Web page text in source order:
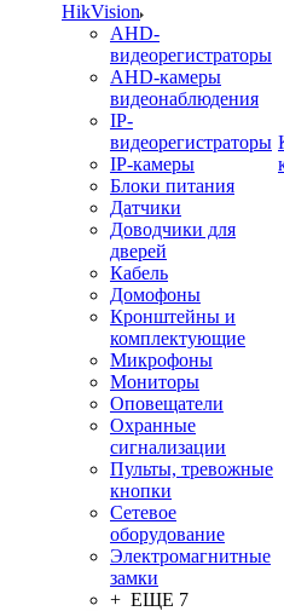
HikVision
AHD-
видеорегистраторы
AHD-камеры
видеонаблюдения
IP-
видеорегистраторы
IP-камеры
Блоки питания
Датчики
Доводчики для
дверей
Кабель
Домофоны
Кронштейны и
комплектующие
Микрофоны
Мониторы
Оповещатели
Охранные
сигнализации
Пульты, тревожные
кнопки
Сетевое
оборудование
Электромагнитные
замки
+ ЕЩЕ 7